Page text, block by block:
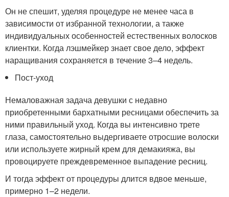
Он не спешит, уделяя процедуре не менее часа в
зависимости от избранной технологии, а также
индивидуальных особенностей естественных волосков
клиентки. Когда лэшмейкер знает свое дело, эффект
наращивания сохраняется в течение 3–4 недель.
Пост-уход
Немаловажная задача девушки с недавно
приобретенными бархатными ресницами обеспечить за
ними правильный уход. Когда вы интенсивно трете
глаза, самостоятельно выдергиваете отросшие волоски
или используете жирный крем для демакияжа, вы
провоцируете преждевременное выпадение ресниц.
И тогда эффект от процедуры длится вдвое меньше,
примерно 1–2 недели.